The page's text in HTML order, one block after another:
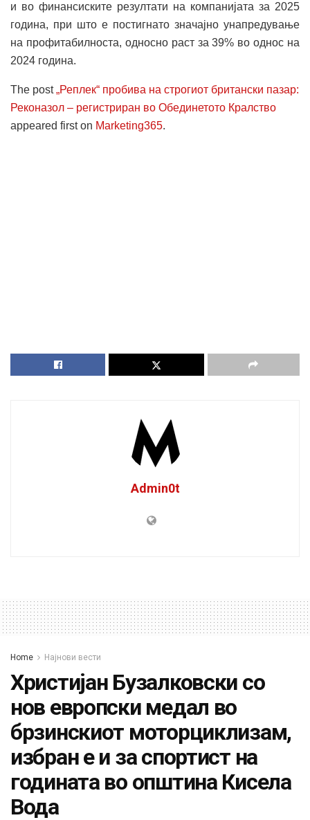
и во финансиските резултати на компанијата за 2025
година, при што е постигнато значајно унапредување
на профитабилноста, односно раст за 39% во однос на
2024 година.
The post„Реплек“ пробива на строгиот британски пазар:
Реконазол – регистриран во Обединетото Кралство
appeared first on Marketing365.
Admin0t
Home Најнови вести
Христијан Бузалковски со
нов европски медал во
брзинскиот моторциклизам,
избран е и за спортист на
годината во општина Кисела
Вода